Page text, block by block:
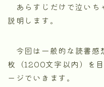
あらすじだけで泣いち
説明します。
今回は一般的な読書感
枚（1200文字以内）を
ージでいきます。